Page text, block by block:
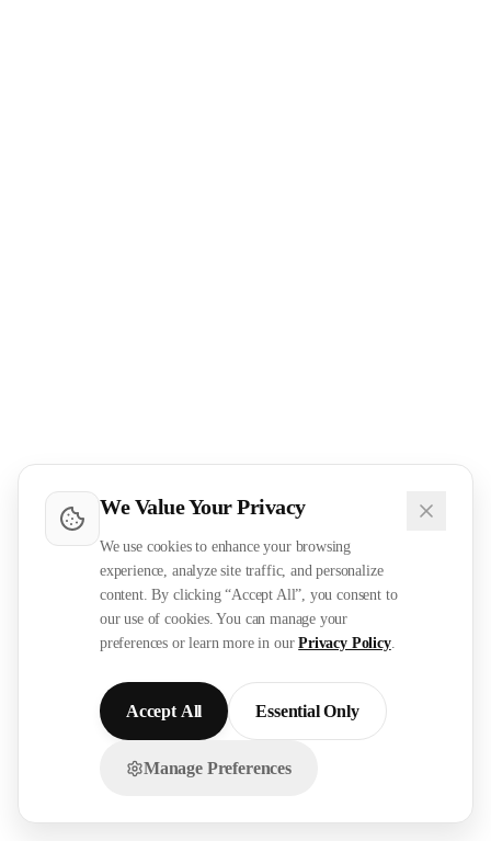
We Value Your Privacy
We use cookies to enhance your browsing
experience, analyze site traffic, and personalize
content. By clicking “Accept All”, you consent to
our use of cookies. You can manage your
preferences or learn more in our Privacy Policy.
Accept All Essential Only
Manage Preferences